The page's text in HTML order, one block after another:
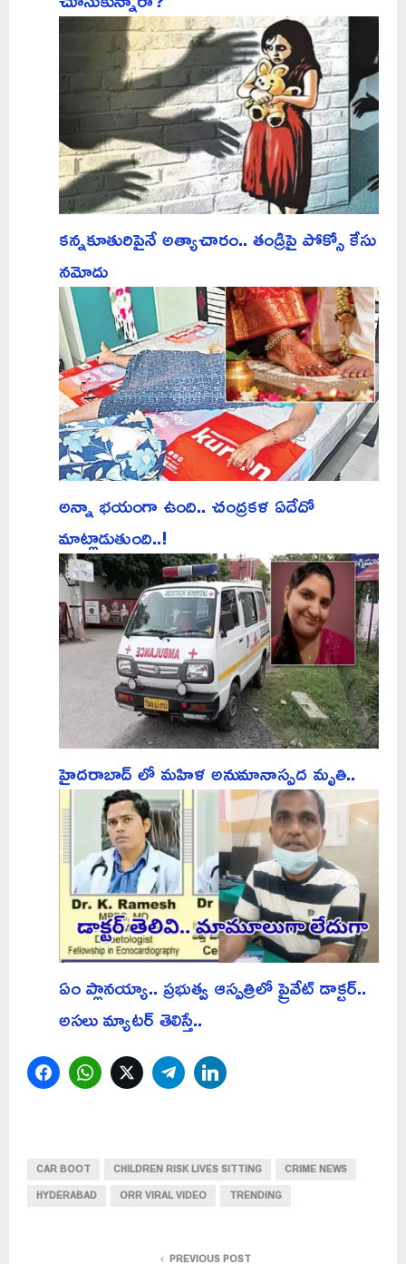
కన్నకూతురిపైనే అత్యాచారం.. తండ్రిపై పోక్సో కేసు
నమోదు
అన్నా భయంగా ఉంది.. చంద్రకళ ఏదేదో
మాట్లాడుతుంది..!
హైదరాబాద్ లో మహిళ అనుమానాస్పద మృతి..
ఏం ప్లానయ్యా.. ప్రభుత్వ ఆస్పత్రిలో ప్రైవేట్ డాక్టర్..
అసలు మ్యాటర్ తెలిస్తే..
FacebookWhatsAppTwitterTelegram
CAR BOOT CHILDREN RISK LIVES SITTING
CRIME NEWS
HYDERABAD
ORR VIRAL VIDEO TRENDING
PREVIOUS POST